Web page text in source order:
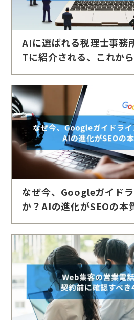
AIに選ばれる税理士事務
Tに紹介される、これか
なぜ今、Googleガイド
か？AIの進化がSEOの本